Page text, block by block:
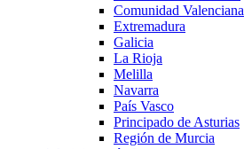
Comunidad Valenciana
Extremadura
Galicia
La Rioja
Melilla
Navarra
País Vasco
Principado de Asturias
Región de Murcia